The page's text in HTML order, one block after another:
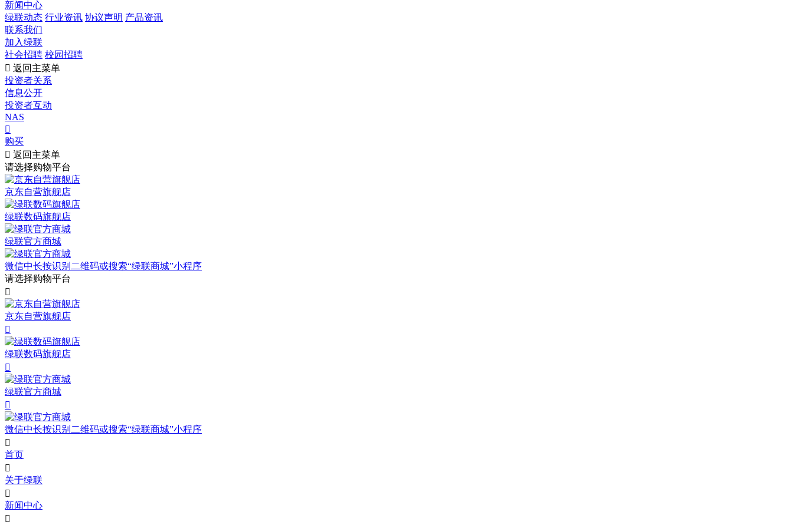
新闻中心
绿联动态 行业资讯 协议声明 产品资讯
联系我们
加入绿联
社会招聘 校园招聘
 返回主菜单
投资者关系
信息公开
投资者互动
NAS

购买
 返回主菜单
请选择购物平台
京东自营旗舰店
绿联数码旗舰店
绿联官方商城
微信中长按识别二维码或搜索“绿联商城”小程序
请选择购物平台

京东自营旗舰店

绿联数码旗舰店

绿联官方商城

微信中长按识别二维码或搜索“绿联商城”小程序

首页

关于绿联

新闻中心
